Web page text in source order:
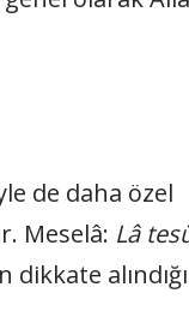
de daha özel
Meselâ: Lâ
alındığı